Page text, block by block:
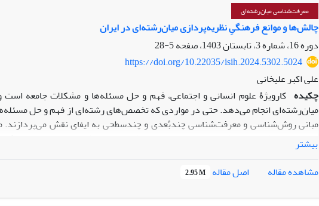
سیاست‌های داخلی و خارجی)، از منظر نخبگان علمی پیشنهاد می‌شود.
معرفت‌شناسی میان‌رشته‌ای
چالش‌ها و موانع فرهنگیِ نظریه‌پردازی میان‌رشته‌ای در ایران
دوره 16، شماره 3، تابستان 1403، صفحه
5-28
https://doi.org/10.22035/isih.2024.5302.5024
علی اکبر علیخانی
چکیده کارویژۀ علوم انسانی و اجتماعی، فهم و حل مسئله‌ها و مشکلات جامعه
میان‌رشته‌ای انجام می‌دهد. حتی در مواردی که تخصص‌های رشته‌ای از فهم و حل
مبانی روش‌شناسی و معرفت‌شناسی چندبُعدی و چندسطحی به ایفای نقش می‌پردازند.
بین‌المللی، نظریه‌ها و نظریه‌پردازانی در حوزه مطالعات میان‌رشته‌ای نداریم.
بین‌المللی در ایران امروز در حوزه‌های میان‌رشته‌ای علوم انسانی و اجتماعی است. این
علل اصلی و کلی است که به فرهنگ حاکم بر این حوزه بازمی‌گردند. پرسش اصلی این
علوم انسانی و اجتماعی در ایران کدام‌اند؟ مقاله شش چالش و مانع کلان فرهنگی
میان‌رشته‌ای شناسایی و بحث کرده است که عبارت‌اند از: عوام‌زدگی، سیاست‌زدگی،
بیشتر
مشاهده مقاله
اصل مقاله 2.95 M